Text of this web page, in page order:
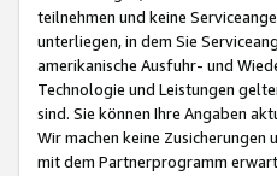
teilnehmen und keine
unterliegen, in dem Sie
amerikanische Ausfuhr- und
Technologie und Leistungen
sind. Sie können Ihre Angaben
Wir machen keine
mit dem Partnerprogramm